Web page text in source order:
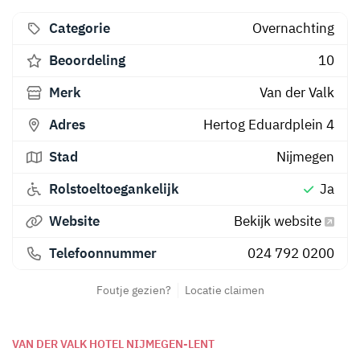
VAN DER VALK HOTEL NIJMEGEN-LENT
Categorie
Overnachting
Beoordeling
10
Merk
Van der Valk
Adres
Hertog Eduardplein 4
Stad
Nijmegen
Rolstoeltoegankelijk
Ja
Website
Bekijk website
Telefoonnummer
024 792 0200
Foutje gezien? Locatie claimen